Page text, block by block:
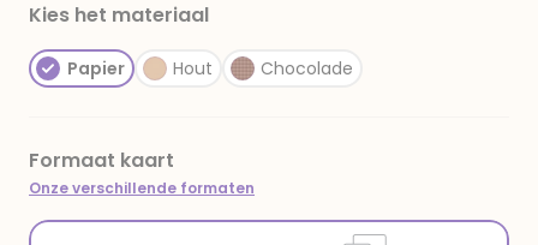
Kies het materiaal
Papier Hout Chocolade
Formaat kaart
Onze verschillende formaten